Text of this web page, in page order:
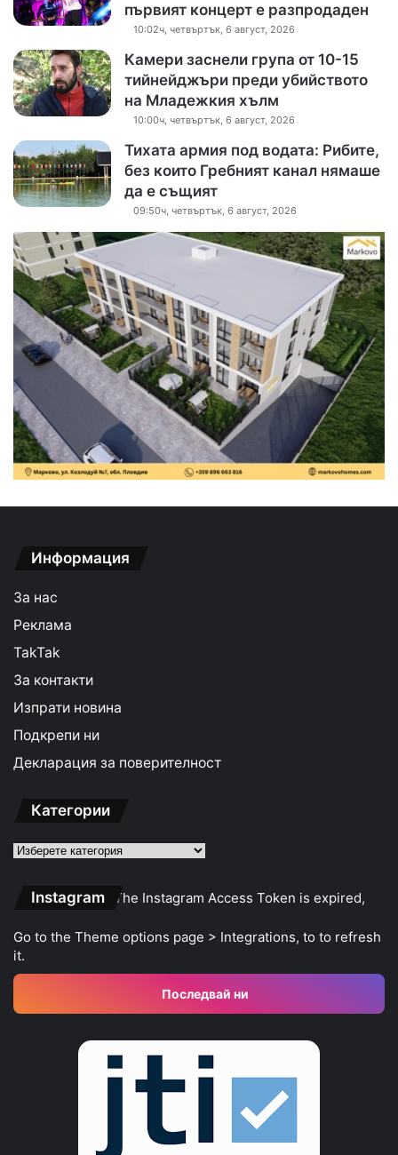
първият концерт е разпродаден
10:02ч, четвъртък, 6 август, 2026
Камери заснели група от 10-15
тийнейджъри преди убийството
на Младежкия хълм
10:00ч, четвъртък, 6 август, 2026
Тихата армия под водата: Рибите,
без които Гребният канал нямаше
да е същият
09:50ч, четвъртък, 6 август, 2026
Информация
За нас
Реклама
TakTak
За контакти
Изпрати новина
Подкрепи ни
Декларация за поверителност
Категории
Категории
Instagram The Instagram Access Token is expired,
Go to the Theme options page > Integrations, to to refresh
it.
Последвай ни